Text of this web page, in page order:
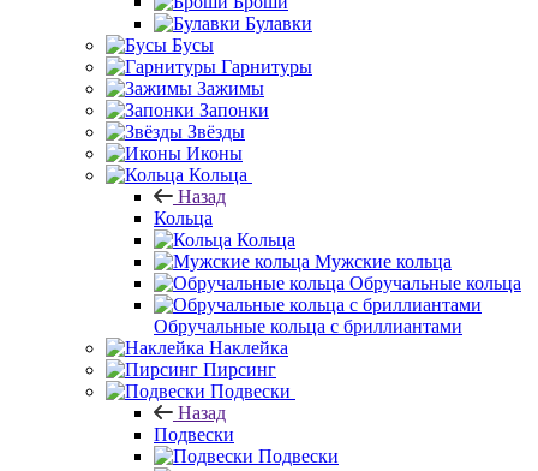
Булавки
Бусы
Гарнитуры
Зажимы
Запонки
Звёзды
Иконы
Кольца
Назад
Кольца
Кольца
Мужские кольца
Обручальные кольца
Обручальные кольца с бриллиантами
Наклейка
Пирсинг
Подвески
Назад
Подвески
Подвески